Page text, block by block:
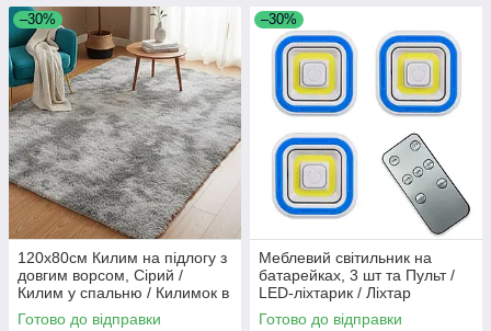
–30%
120х80см Килим на підлогу з
довгим ворсом, Сірий /
Килим у спальню / Килимок в
кімнату / Килим пухнастий
Готово до відправки
–30%
Меблевий світильник на
батарейках, 3 шт та Пульт /
LED-ліхтарик / Ліхтар
настінний на батарейках
Готово до відправки